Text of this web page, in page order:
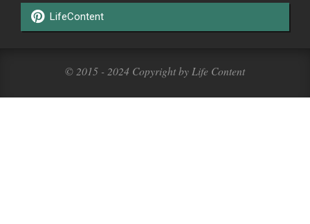
LifeContent
© 2015 - 2024 Copyright by Life Content